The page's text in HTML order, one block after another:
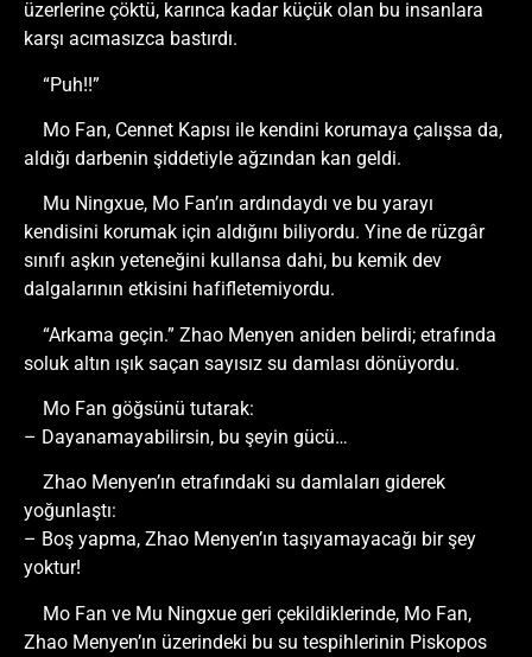
üzerlerine çöktü, karınca kadar küçük olan bu insanlara
karşı acımasızca bastırdı.
“Puh!!”
Mo Fan, Cennet Kapısı ile kendini korumaya çalışsa da,
aldığı darbenin şiddetiyle ağzından kan geldi.
Mu Ningxue, Mo Fan’ın ardındaydı ve bu yarayı
kendisini korumak için aldığını biliyordu. Yine de rüzgâr
sınıfı aşkın yeteneğini kullansa dahi, bu kemik dev
dalgalarının etkisini hafifletemiyordu.
“Arkama geçin.” Zhao Menyen aniden belirdi; etrafında
soluk altın ışık saçan sayısız su damlası dönüyordu.
Mo Fan göğsünü tutarak:
– Dayanamayabilirsin, bu şeyin gücü…
Zhao Menyen’ın etrafındaki su damlaları giderek
yoğunlaştı:
– Boş yapma, Zhao Menyen’ın taşıyamayacağı bir şey
yoktur!
Mo Fan ve Mu Ningxue geri çekildiklerinde, Mo Fan,
Zhao Menyen’ın üzerindeki bu su tespihlerinin Piskopos